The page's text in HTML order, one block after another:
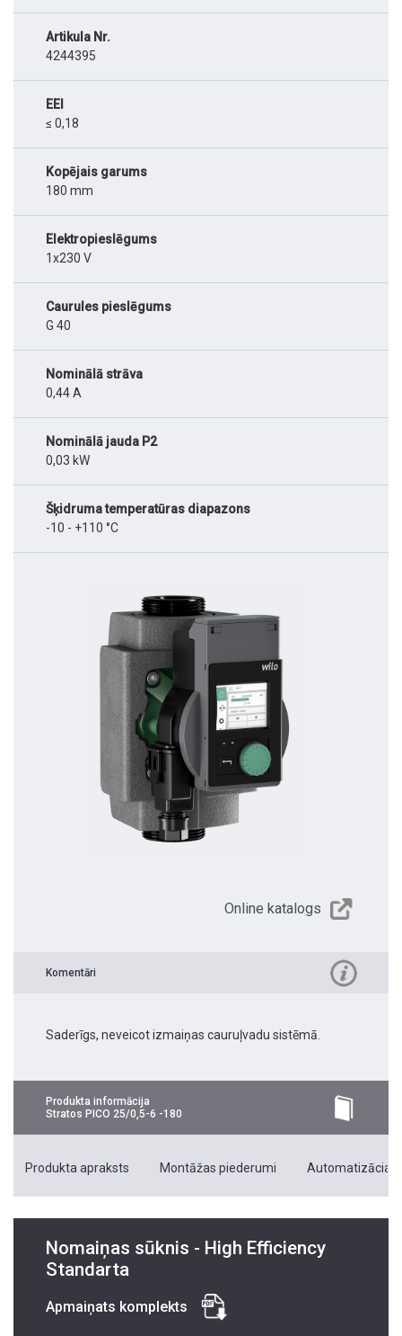
Artikula Nr.
4244395
EEI
≤ 0,18
Kopējais garums
180 mm
Elektropieslēgums
1x230 V
Caurules pieslēgums
G 40
Nominālā strāva
0,44 A
Nominālā jauda P2
0,03 kW
Šķidruma temperatūras diapazons
-10 - +110 °C
Online katalogs
Komentāri
Saderīgs, neveicot izmaiņas cauruļvadu sistēmā.
Produkta informācija
Stratos PICO 25/0,5-6 -180
Produkta apraksts Montāžas piederumi Automatizācias
Nomaiņas sūknis - High Efficiency
Standarta
Apmaiņats komplekts